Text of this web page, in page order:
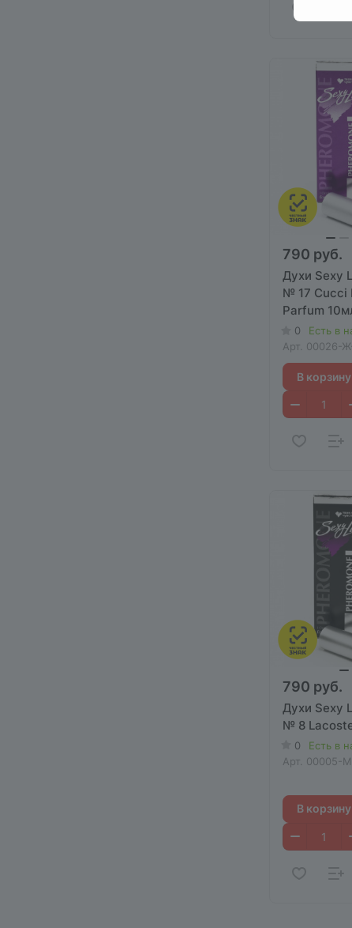
790 руб.
Духи Sexy
№ 17 Cucci
Parfum
0
Есть в
Арт. 00026-
В корзину
790 руб.
Духи Sexy
№ 8
0
Есть в
Арт. 00005-
В корзину